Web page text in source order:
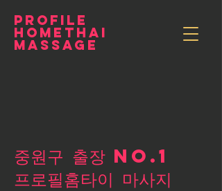
PROFILE
HOMETHAI
MASSAGE
중원구 출장 NO.1
​프로필홈타이 마사지